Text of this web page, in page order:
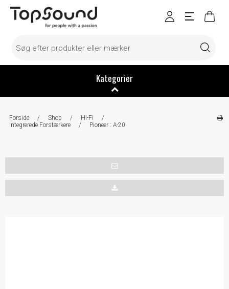
Kategorier
Forside / Shop / Hi-Fi
/
Integrerede Forstærkere
/ Pioneer : A-20